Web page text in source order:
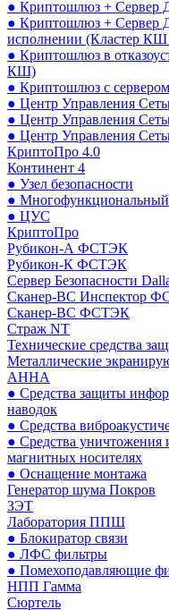
● Криптошлюз + Сервер
● Криптошлюз + Сервер
исполнении (Кластер
● Криптошлюз в
КШ)
● Криптошлюз с
● Центр Управления
● Центр Управления
● Центр Управления
КриптоПро 4.0
Континент 4
● Узел безопасности
● Многофункциональный
● ЦУС
КриптоПро
Рубикон-А ФСТЭК
Рубикон-К ФСТЭК
Сервер Безопасности
Сканер-ВС Инспектор
Сканер-ВС ФСТЭК
Страж NT
Технические средства
Металлические
АННА
● Средства защиты
наводок
● Средства
● Средства
магнитных носителях
● Оснащение монтажа
Генератор шума Покров
ЗЭТ
Лаборатория ППШ
● Блокиратор связи
● ЛФС фильтры
● Помехоподавляющие
НПП Гамма
Сюртель